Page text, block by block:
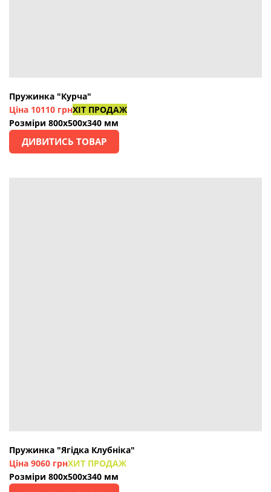
Пружинка "Курча"
Ціна 10110 грнХІТ ПРОДАЖ
Розміри 800х500х340 мм
ДИВИТИСЬ ТОВАР
Пружинка "Ягідка Клубніка"
Ціна 9060 грнХИТ ПРОДАЖ
Розміри 800х500х340 мм